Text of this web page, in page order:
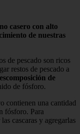
casero con alto
de nuestras
de pescado son ricos
restos de pescado a
de
de fósforo.
contienen una cantidad
fósforo. Para
cascaras y agregarlas